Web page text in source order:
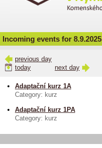
Incoming events for 8.9.2025
previous day
today
next day
Adaptační kurz 1A
Category: kurz
Adaptační kurz 1PA
Category: kurz